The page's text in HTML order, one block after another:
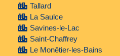
Tallard
La Saulce
Savines-le-Lac
Saint-Chaffrey
Le Monêtier-les-Bains